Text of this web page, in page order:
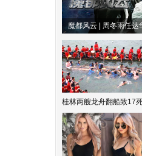
魔都风云 | 周冬雨任达
桂林两艘龙舟翻船致17